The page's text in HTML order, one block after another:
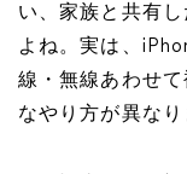
い、家族と共有
よね。実は、
線・無線あわせ
なやり方が異なり